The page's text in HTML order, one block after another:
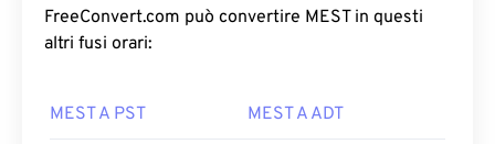
FreeConvert.com può convertire MEST in questi
altri fusi orari:
MEST A PST MEST A ADT